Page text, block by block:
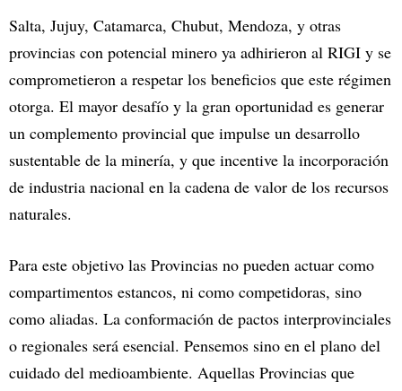
Salta, Jujuy, Catamarca, Chubut, Mendoza, y otras
provincias con potencial minero ya adhirieron al RIGI y se
comprometieron a respetar los beneficios que este régimen
otorga. El mayor desafío y la gran oportunidad es generar
un complemento provincial que impulse un desarrollo
sustentable de la minería, y que incentive la incorporación
de industria nacional en la cadena de valor de los recursos
naturales.
Para este objetivo las Provincias no pueden actuar como
compartimentos estancos, ni como competidoras, sino
como aliadas. La conformación de pactos interprovinciales
o regionales será esencial. Pensemos sino en el plano del
cuidado del medioambiente. Aquellas Provincias que